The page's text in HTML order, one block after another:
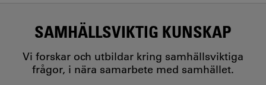
SAMHÄLLSVIKTIG KUNSKAP
Vi forskar och utbildar kring samhällsviktiga
frågor, i nära samarbete med samhället.